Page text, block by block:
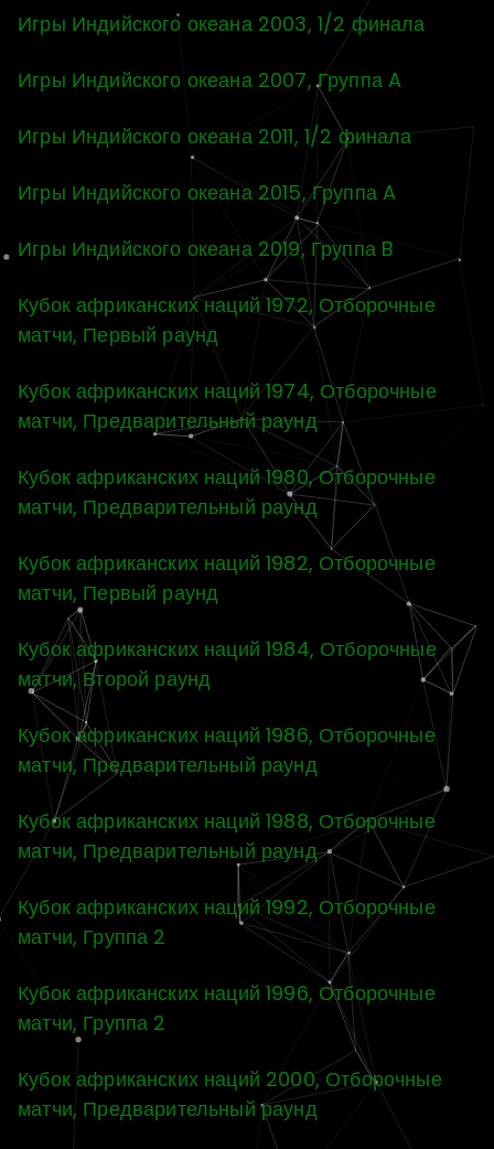
Игры Индийского океана 2003, 1/2 финала
Игры Индийского океана 2007, Группа A
Игры Индийского океана 2011, 1/2 финала
Игры Индийского океана 2015, Группа A
Игры Индийского океана 2019, Группа B
Кубок африканских наций 1972, Отборочные
матчи, Первый раунд
Кубок африканских наций 1974, Отборочные
матчи, Предварительный раунд
Кубок африканских наций 1980, Отборочные
матчи, Предварительный раунд
Кубок африканских наций 1982, Отборочные
матчи, Первый раунд
Кубок африканских наций 1984, Отборочные
матчи, Второй раунд
Кубок африканских наций 1986, Отборочные
матчи, Предварительный раунд
Кубок африканских наций 1988, Отборочные
матчи, Предварительный раунд
Кубок африканских наций 1992, Отборочные
матчи, Группа 2
Кубок африканских наций 1996, Отборочные
матчи, Группа 2
Кубок африканских наций 2000, Отборочные
матчи, Предварительный раунд